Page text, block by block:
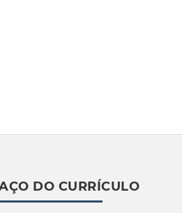
DO CURRÍCULO